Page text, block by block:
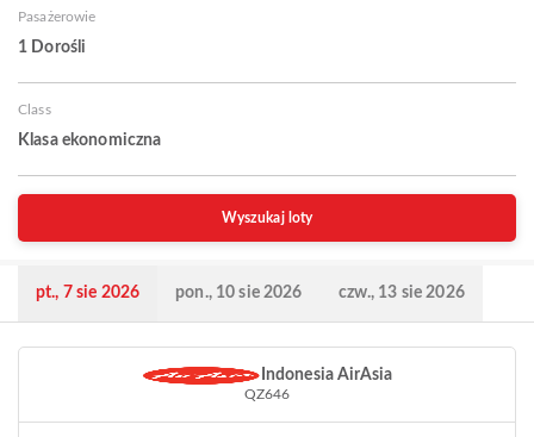
Pasażerowie
1 Dorośli
Class
Klasa ekonomiczna
Wyszukaj loty
pt., 7 sie 2026 pon., 10 sie 2026 czw., 13 sie 2026
Indonesia AirAsia
QZ646